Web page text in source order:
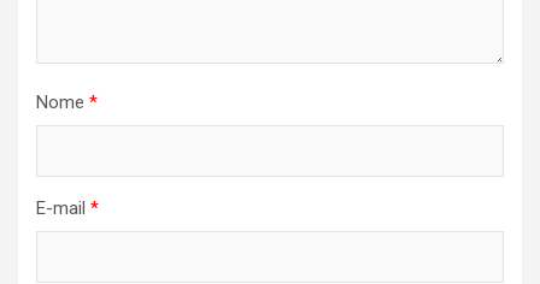
Nome *
E-mail *